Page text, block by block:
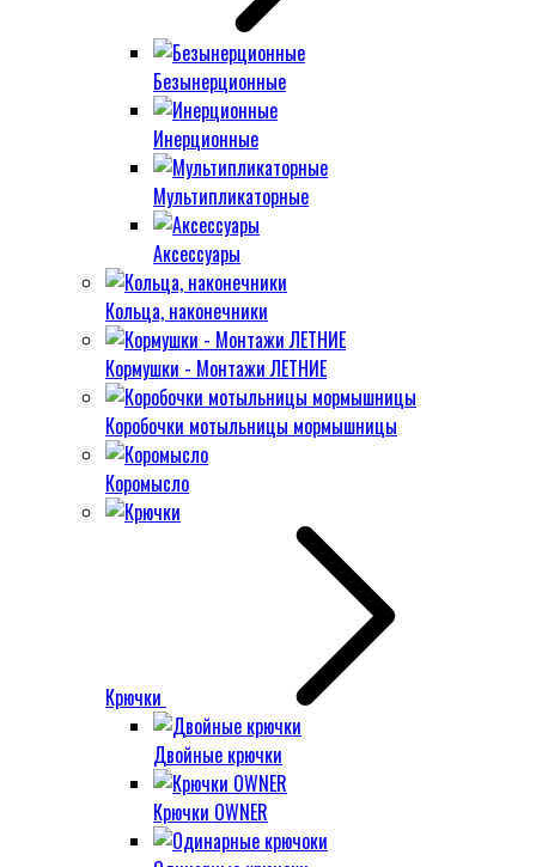
Безынерционные
Инерционные
Мультипликаторные
Аксессуары
Кольца, наконечники
Кормушки - Монтажи ЛЕТНИЕ
Коробочки мотыльницы мормышницы
Коромысло
Крючки
Двойные крючки
Крючки OWNER